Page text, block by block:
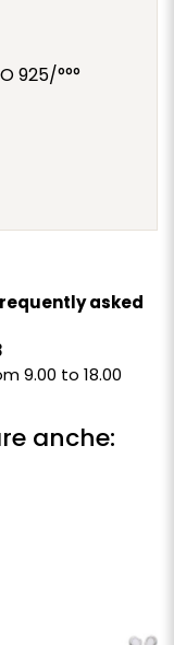
925/°°°
asked
9.00 to 18.00
anche: